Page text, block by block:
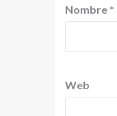
Nombre *
Web